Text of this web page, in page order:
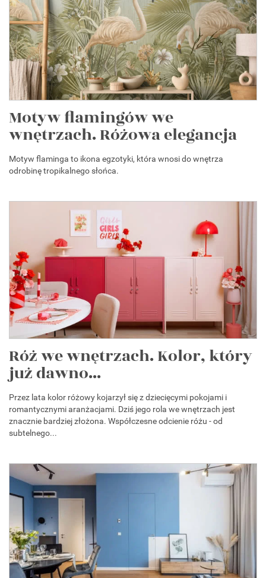
Motyw flamingów we
wnętrzach. Różowa elegancja
Motyw flaminga to ikona egzotyki, która wnosi do wnętrza
odrobinę tropikalnego słońca.
Róż we wnętrzach. Kolor, który
już dawno...
Przez lata kolor różowy kojarzył się z dziecięcymi pokojami i
romantycznymi aranżacjami. Dziś jego rola we wnętrzach jest
znacznie bardziej złożona. Współczesne odcienie różu - od
subtelnego...